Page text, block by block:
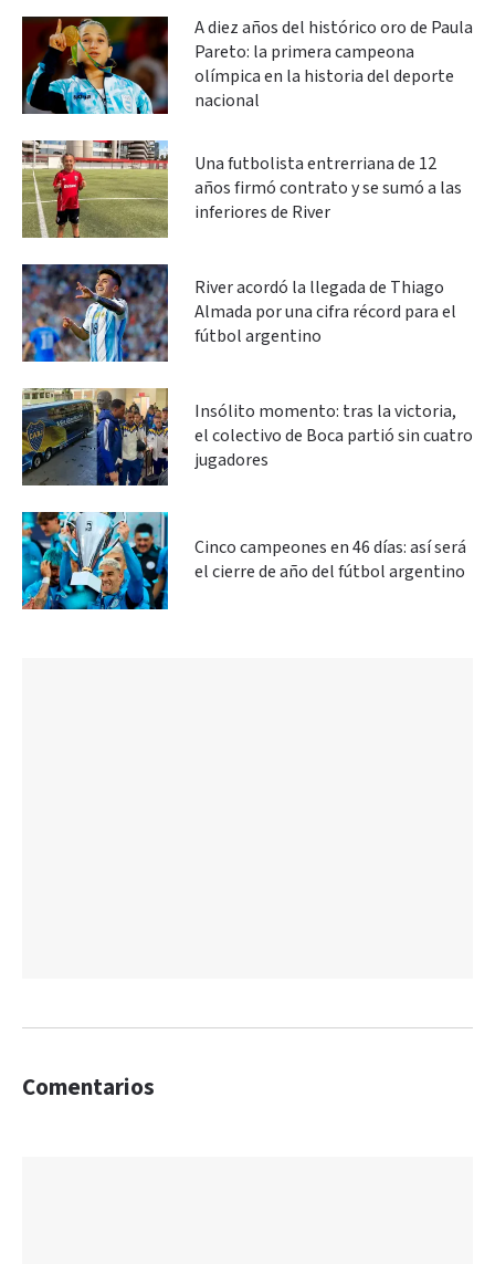
A diez años del histórico oro de Paula
Pareto: la primera campeona
olímpica en la historia del deporte
nacional
Una futbolista entrerriana de 12
años firmó contrato y se sumó a las
inferiores de River
River acordó la llegada de Thiago
Almada por una cifra récord para el
fútbol argentino
Insólito momento: tras la victoria,
el colectivo de Boca partió sin cuatro
jugadores
Cinco campeones en 46 días: así será
el cierre de año del fútbol argentino
Comentarios